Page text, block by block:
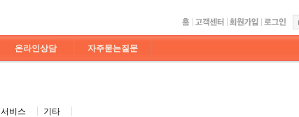
온라인상담 자주묻는질문
서비스 기타